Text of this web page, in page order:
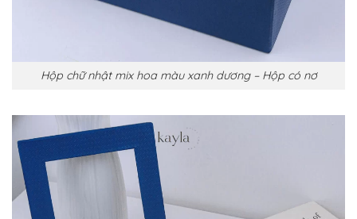
Hộp chữ nhật mix hoa màu xanh dương – Hộp có nơ